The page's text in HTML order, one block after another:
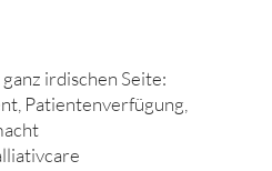
irdischen Seite:
Patientenverfügung,